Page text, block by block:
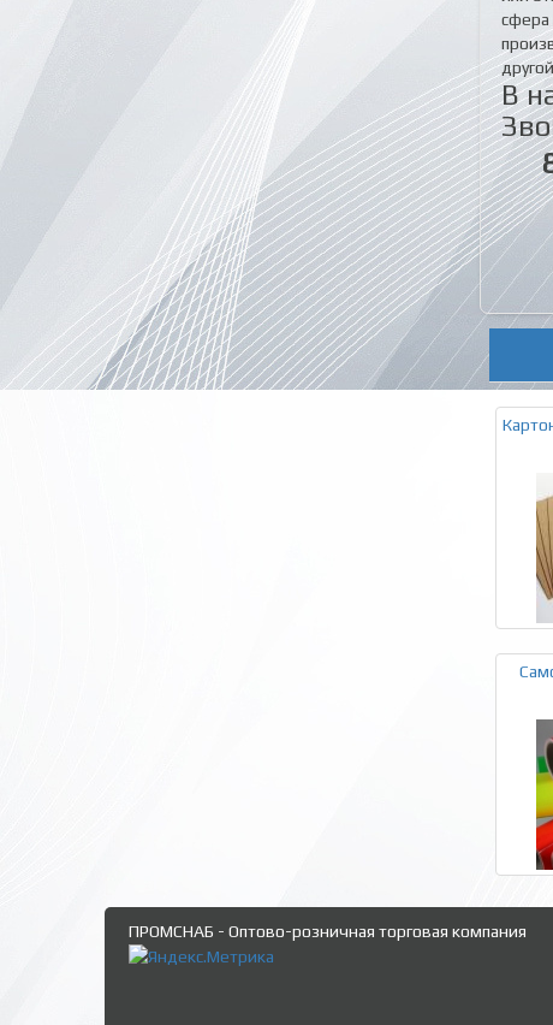
сфера
В
ПРОМСНАБ - Оптово-розничная торговая компания